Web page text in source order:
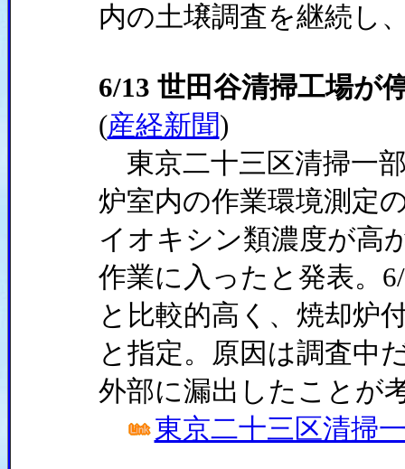
内の土壌調査を継続し
6/13 世田谷清掃工場
(産経新聞)
東京二十三区清掃一
炉室内の作業環境測定
イオキシン類濃度が高
作業に入ったと発表。
と比較的高く、焼却炉
と指定。原因は調査中
外部に漏出したことが
東京二十三区清掃